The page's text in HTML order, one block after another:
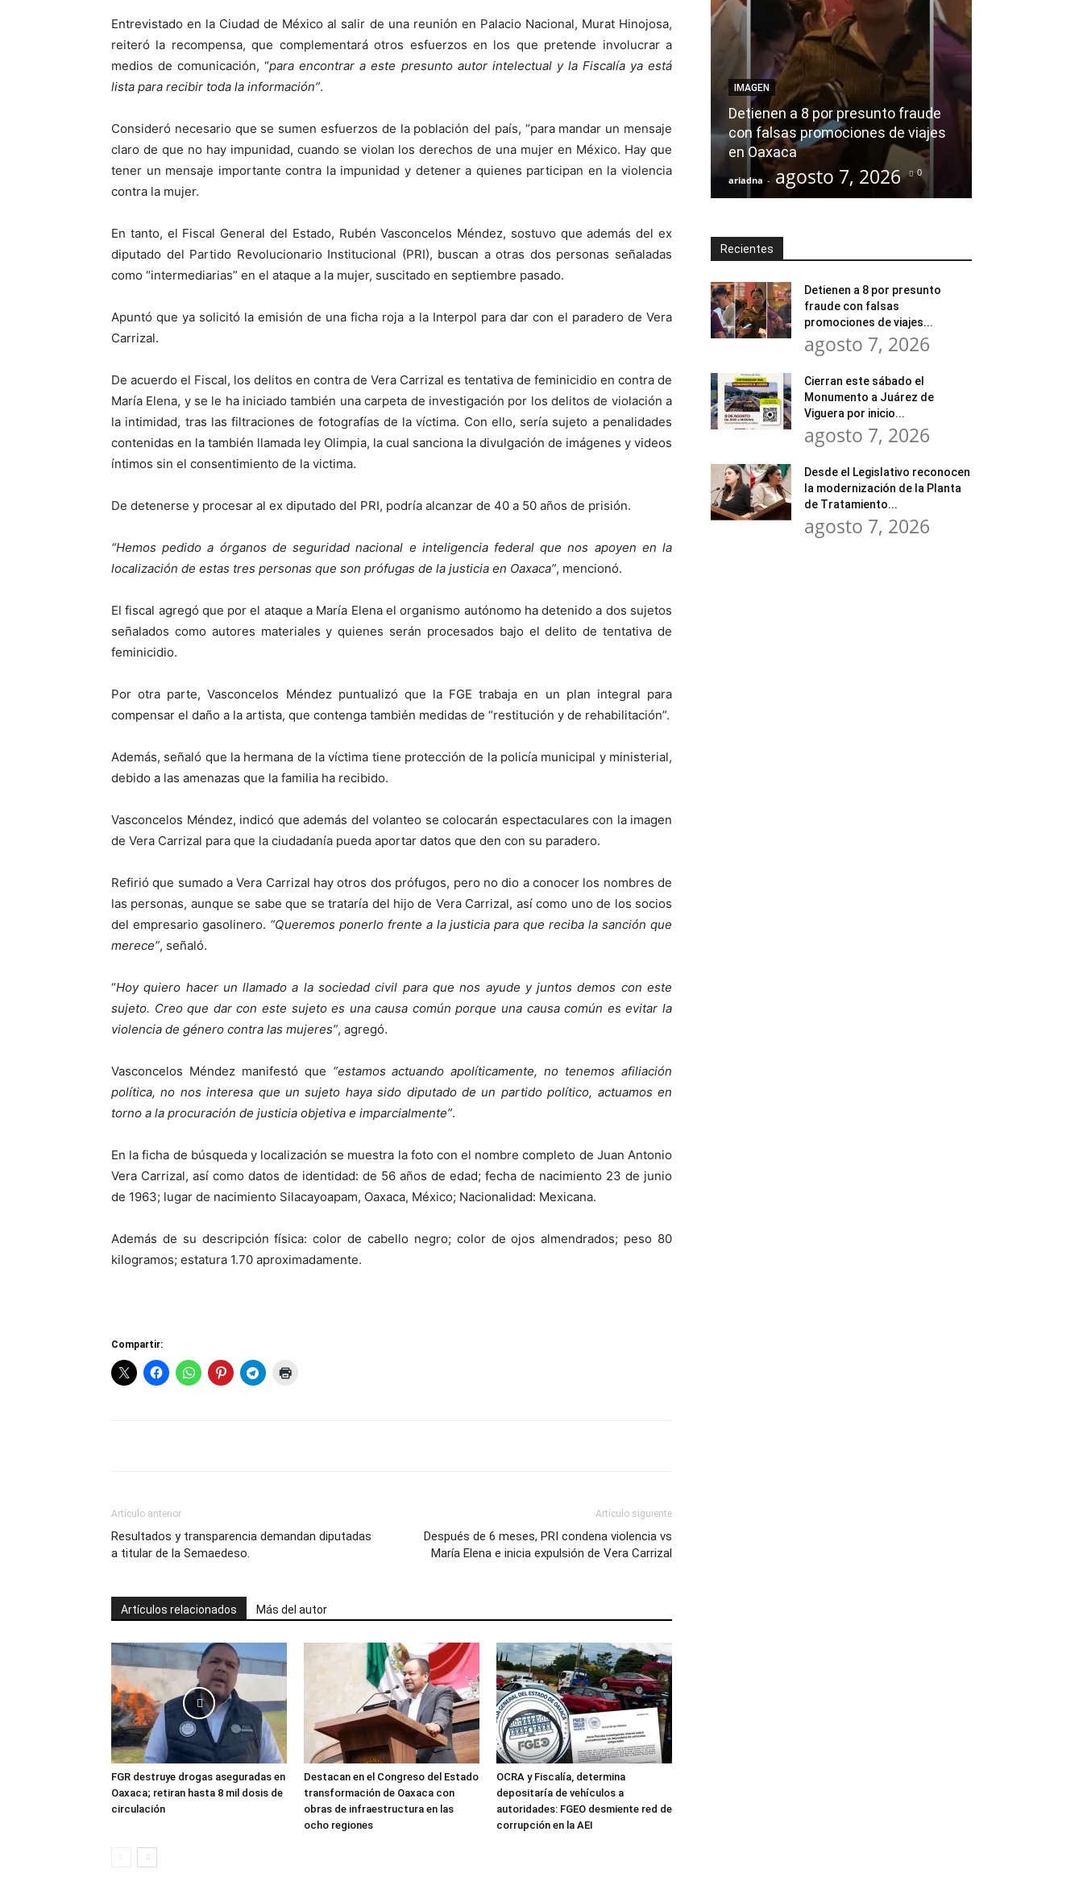
Entrevistado en la Ciudad de México al salir de una reunión en Palacio Nacional, Murat Hinojosa,
reiteró la recompensa, que complementará otros esfuerzos en los que pretende involucrar a
medios de comunicación, “para encontrar a este presunto autor intelectual y la Fiscalía ya está
lista para recibir toda la información”.
Consideró necesario que se sumen esfuerzos de la población del país, “para mandar un mensaje
claro de que no hay impunidad, cuando se violan los derechos de una mujer en México. Hay que
tener un mensaje importante contra la impunidad y detener a quienes participan en la violencia
contra la mujer.
En tanto, el Fiscal General del Estado, Rubén Vasconcelos Méndez, sostuvo que además del ex
diputado del Partido Revolucionario Institucional (PRI), buscan a otras dos personas señaladas
como “intermediarias” en el ataque a la mujer, suscitado en septiembre pasado.
Apuntó que ya solicitó la emisión de una ficha roja a la Interpol para dar con el paradero de Vera
Carrizal.
De acuerdo el Fiscal, los delitos en contra de Vera Carrizal es tentativa de feminicidio en contra de
María Elena, y se le ha iniciado también una carpeta de investigación por los delitos de violación a
la intimidad, tras las filtraciones de fotografías de la víctima. Con ello, sería sujeto a penalidades
contenidas en la también llamada ley Olimpia, la cual sanciona la divulgación de imágenes y videos
íntimos sin el consentimiento de la victima.
De detenerse y procesar al ex diputado del PRI, podría alcanzar de 40 a 50 años de prisión.
“Hemos pedido a órganos de seguridad nacional e inteligencia federal que nos apoyen en la
localización de estas tres personas que son prófugas de la justicia en Oaxaca”, mencionó.
El fiscal agregó que por el ataque a María Elena el organismo autónomo ha detenido a dos sujetos
señalados como autores materiales y quienes serán procesados bajo el delito de tentativa de
feminicidio.
Por otra parte, Vasconcelos Méndez puntualizó que la FGE trabaja en un plan integral para
compensar el daño a la artista, que contenga también medidas de “restitución y de rehabilitación”.
Además, señaló que la hermana de la víctima tiene protección de la policía municipal y ministerial,
debido a las amenazas que la familia ha recibido.
Vasconcelos Méndez, indicó que además del volanteo se colocarán espectaculares con la imagen
de Vera Carrizal para que la ciudadanía pueda aportar datos que den con su paradero.
Refirió que sumado a Vera Carrizal hay otros dos prófugos, pero no dio a conocer los nombres de
las personas, aunque se sabe que se trataría del hijo de Vera Carrizal, así como uno de los socios
del empresario gasolinero. “Queremos ponerlo frente a la justicia para que reciba la sanción que
merece”, señaló.
“Hoy quiero hacer un llamado a la sociedad civil para que nos ayude y juntos demos con este
sujeto. Creo que dar con este sujeto es una causa común porque una causa común es evitar la
violencia de género contra las mujeres”, agregó.
Vasconcelos Méndez manifestó que “estamos actuando apolíticamente, no tenemos afiliación
política, no nos interesa que un sujeto haya sido diputado de un partido político, actuamos en
torno a la procuración de justicia objetiva e imparcialmente”.
En la ficha de búsqueda y localización se muestra la foto con el nombre completo de Juan Antonio
Vera Carrizal, así como datos de identidad: de 56 años de edad; fecha de nacimiento 23 de junio
de 1963; lugar de nacimiento Silacayoapam, Oaxaca, México; Nacionalidad: Mexicana.
Además de su descripción física: color de cabello negro; color de ojos almendrados; peso 80
kilogramos; estatura 1.70 aproximadamente.
Compartir:
Artículo anterior
Resultados y transparencia demandan diputadas
a titular de la Semaedeso.
Artículo siguiente
Después de 6 meses, PRI condena violencia vs
María Elena e inicia expulsión de Vera Carrizal
Artículos relacionados Más del autor
FGR destruye drogas aseguradas en
Oaxaca; retiran hasta 8 mil dosis de
circulación
Destacan en el Congreso del Estado
transformación de Oaxaca con
obras de infraestructura en las
ocho regiones
OCRA y Fiscalía, determina
depositaría de vehículos a
autoridades: FGEO desmiente red de
corrupción en la AEI
IMAGEN
Detienen a 8 por presunto fraude
con falsas promociones de viajes
en Oaxaca
ariadna - agosto 7, 2026 0
Recientes
Detienen a 8 por presunto
fraude con falsas
promociones de viajes...
agosto 7, 2026
Cierran este sábado el
Monumento a Juárez de
Viguera por inicio...
agosto 7, 2026
Desde el Legislativo reconocen
la modernización de la Planta
de Tratamiento...
agosto 7, 2026